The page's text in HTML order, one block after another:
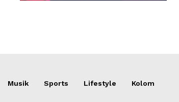
Musik Sports Lifestyle Kolom